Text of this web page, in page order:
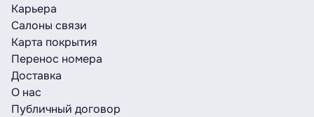
Карьера
Салоны связи
Карта покрытия
Перенос номера
Доставка
О нас
Публичный договор